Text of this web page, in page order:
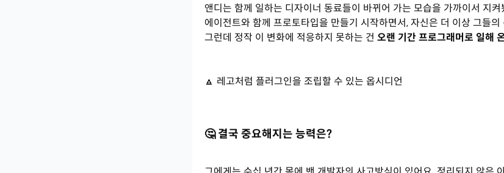
앤디는 함께 일하는 디자이너 동료들이 바뀌어 가는 모습을 가까이서 지
에이전트와 함께 프로토타입을 만들기 시작하면서, 자신은 더 이상 그들
그런데 정작 이 변화에 적응하지 못하는 건오랜 기간 프로그래머로 일해
🔼 레고처럼 플러그인을 조립할 수 있는 옵시디언
🤔 결국 중요해지는 능력은?